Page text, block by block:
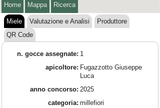
Home Mappa Ricerca
Miele Valutazione e Analisi
Produttore
QR Code
n. gocce assegnate: 1
apicoltore: Fugazzotto Giuseppe
Luca
anno concorso: 2025
categoria: millefiori